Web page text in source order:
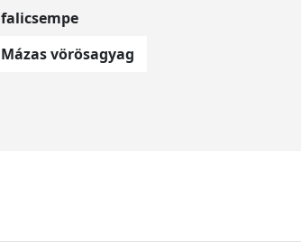
falicsempe
Mázas vörösagyag